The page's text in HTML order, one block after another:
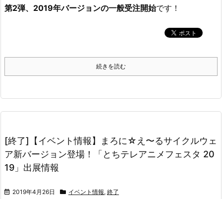
第2弾、2019年バージョンの一般受注開始です！
続きを読む
[終了]【イベント情報】まろに☆え〜るサイクルウェ
ア新バージョン登場！「とちテレアニメフェスタ 20
19」出展情報
2019年4月26日 イベント情報, 終了